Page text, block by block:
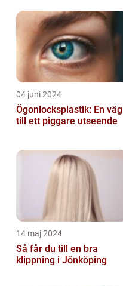
04 juni 2024
Ögonlocksplastik: En väg
till ett piggare utseende
14 maj 2024
Så får du till en bra
klippning i Jönköping